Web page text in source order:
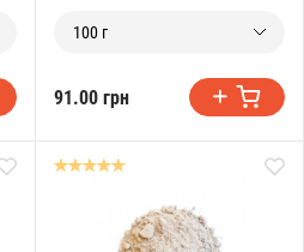
100 г
91.00 грн